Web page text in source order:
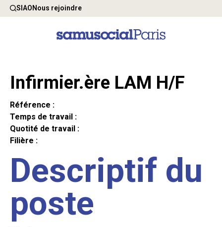
SIAONous rejoindre
Infirmier.ère LAM H/F
Référence :
Temps de travail :
Quotité de travail :
Filière :
Descriptif du
poste